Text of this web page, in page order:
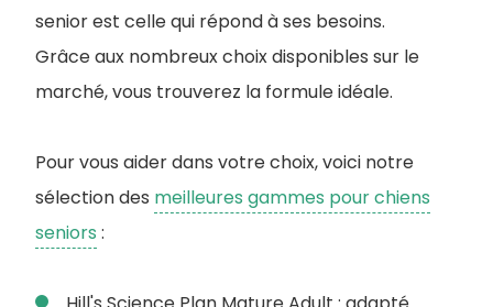
senior est celle qui répond à ses besoins.
Grâce aux nombreux choix disponibles sur le
marché, vous trouverez la formule idéale.
Pour vous aider dans votre choix, voici notre
sélection des meilleures gammes pour chiens
seniors :